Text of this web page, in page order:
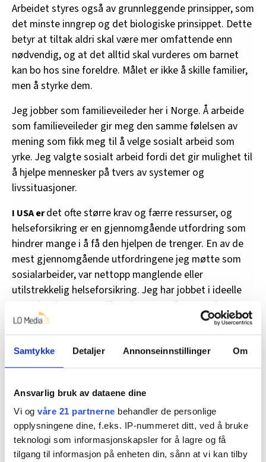
Samtykke Detaljer Annonseinnstillinger Om
Ansvarlig bruk av dataene dine
Vi og våre 21 partnerne behandler de personlige
opplysningene dine, f.eks. IP-nummeret ditt, ved å bruke
teknologi som informasjonskapsler for å lagre og få
tilgang til informasjon på enheten din, sånn at vi kan tilby
Arbeidet styres også av grunnleggende prinsipper, som
det minste inngrep og det biologiske prinsippet. Dette
betyr at tiltak aldri skal være mer omfattende enn
nødvendig, og at det alltid skal vurderes om barnet
kan bo hos sine foreldre. Målet er ikke å skille familier,
men å styrke dem.
Jeg jobber som familieveileder her i Norge. Å arbeide
som familieveileder gir meg den samme følelsen av
mening som fikk meg til å velge sosialt arbeid som
yrke. Jeg valgte sosialt arbeid fordi det gir mulighet til
å hjelpe mennesker på tvers av systemer og
livssituasjoner.
I USA erdet ofte større krav og færre ressurser, og
helseforsikring er en gjennomgående utfordring som
hindrer mange i å få den hjelpen de trenger. En av de
mest gjennomgående utfordringene jeg møtte som
sosialarbeider, var nettopp manglende eller
utilstrekkelig helseforsikring. Jeg har jobbet i ideelle
organisasjoner som tilbyr tjenester til mennesker som
lever i fattigdom, og som enten mangler eller har
begrenset tilgang til helseforsikring. En vanskelig
konsekvens av dette var at vi noen ganger måtte avslå
å gi hjelp, fordi behovene var større enn ressursene vi
Siden jeg begynte å jobbe i barnevernstjenesten i
Norge, har jeg aldri opplevd at vi må avslå hjelp fordi
noen mangler helseforsikring. Familieveiledning er et
gratis og frivillig hjelpetiltak for foreldre og familier